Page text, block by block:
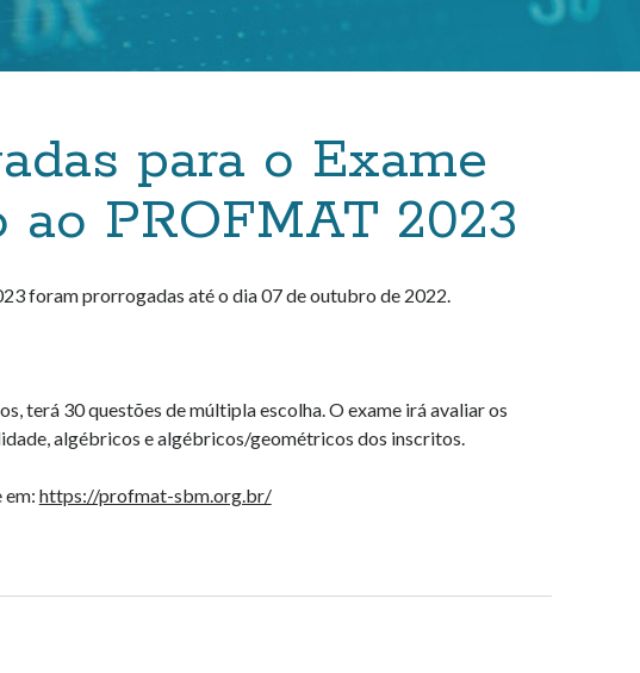
para o Exame
PROFMAT 2023
foram prorrogadas até o dia 07 de outubro de 2022.
terá 30 questões de múltipla escolha. O exame irá avaliar os
algébricos e algébricos/geométricos dos inscritos.
em: https://profmat-sbm.org.br/